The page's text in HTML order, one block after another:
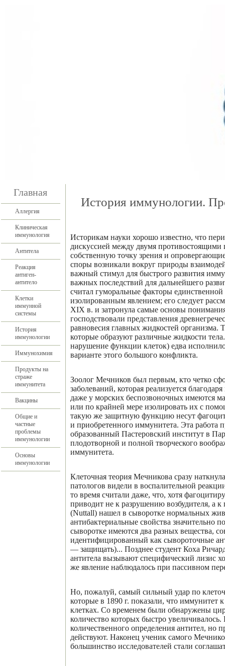
Главная
Аллергия
Клиническая
иммунология
Антитела
Реакция
антиген-
антитело
Клетки
иммунной
системы
История
иммунологии
Иммунохимия
Продукты на
страже
иммунитета
Вакцины
Общие и
частные
проблемы
иммунологии
Основы
иммунологии
История иммунологии.
Историкам науки хорошо известно, что
дискуссией между двумя
собственную точку зрения и
споры возникали вокруг природы
важный стимул для быстрого развития
важных последствий для дальнейшего
считал гуморальные факторы
изолированным явлением; его следует
XIX в. и затронула самые основы
господствовали представления
равновесия главных жидкостей организма.
которые образуют различные жидкости
нарушение функции клеток) едва
варианте этого большого конфликта.
Зоолог Мечников был первым, кто четко
заболеваний, которая реализуется
даже у морских беспозвоночных имеются
или по крайней мере изолировать их с
такую же защитную функцию несут
и приобретенного иммунитета. Эта работа
образованный Пастеровский институт в
плодотворной и полной творческого
иммунитета.
Клеточная теория Мечникова сразу
патологов видели в воспалительной
то время считали даже, что, хотя
приводит не к разрушению возбудителя, а к
(Nuttall) нашел в сыворотке нормальных
антибактериальные свойства
сыворотке имеются два разных вещества,
идентифицированный как сывороточные
— защищать)... Позднее студент Коха
антитела вызывают специфический лизис
же явление наблюдалось при пассивном
Но, пожалуй, самый сильный удар по
которые в 1890 г. показали, что
клетках. Со временем были обнаружены
количество которых быстро
количественного определения антител, но
действуют. Наконец ученик самого
большинство исследователей стали